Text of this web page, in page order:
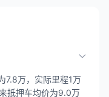
7.8万，实际里程1万
抵押车均价为9.0万